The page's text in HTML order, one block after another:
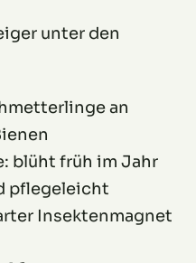
unter den
an
blüht früh im Jahr
pflegeleicht
Insektenmagnet